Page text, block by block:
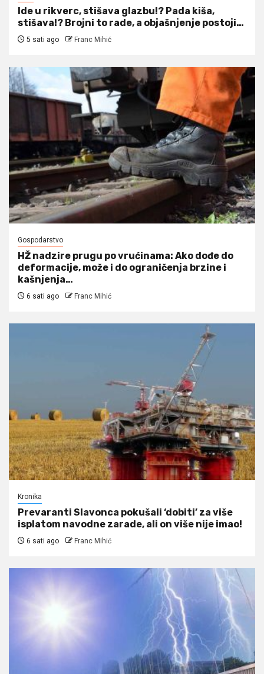
Ide u rikverc, stišava glazbu!? Pada kiša,
stišava!? Brojni to rade, a objašnjenje postoji…
5 sati ago Franc Mihić
Gospodarstvo
HŽ nadzire prugu po vrućinama: Ako dođe do
deformacije, može i do ograničenja brzine i
kašnjenja…
6 sati ago Franc Mihić
Kronika
Prevaranti Slavonca pokušali ‘dobiti’ za više
isplatom navodne zarade, ali on više nije imao!
6 sati ago Franc Mihić